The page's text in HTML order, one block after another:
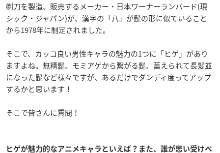
剃刀を製造、販売するメーカー・日本ワーナーランバード(現
シック・ジャパン)が、漢字の「八」が髭の形に似ていること
から1978年に制定されました。
そこで、カッコ良い男性キャラの魅力の1つに「ヒゲ」があり
ますよね。無精髭、モミアゲから繋がる髭、蓄えられて長髪並
になった髭など様々ですが、あるだけでダンディ度ってアップ
するかと思います！
そこで皆さんに質問！
ヒゲが魅力的なアニメキャラといえば？また、誰が思い受けべ